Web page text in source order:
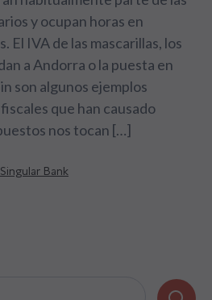
y ocupan horas en
El IVA de las mascarillas, los
a Andorra o la puesta en
son algunos ejemplos
que han causado
nos tocan […]
Bank